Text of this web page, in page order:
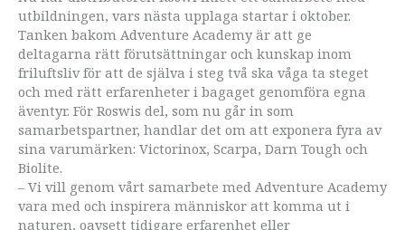
utbildningen, vars nästa upplaga startar i oktober.
Tanken bakom Adventure Academy är att ge
deltagarna rätt förutsättningar och kunskap inom
friluftsliv för att de själva i steg två ska våga ta steget
och med rätt erfarenheter i bagaget genomföra egna
äventyr. För Roswis del, som nu går in som
samarbetspartner, handlar det om att exponera fyra av
sina varumärken: Victorinox, Scarpa, Darn Tough och
Biolite.
– Vi vill genom vårt samarbete med Adventure Academy
vara med och inspirera människor att komma ut i
naturen, oavsett tidigare erfarenhet eller